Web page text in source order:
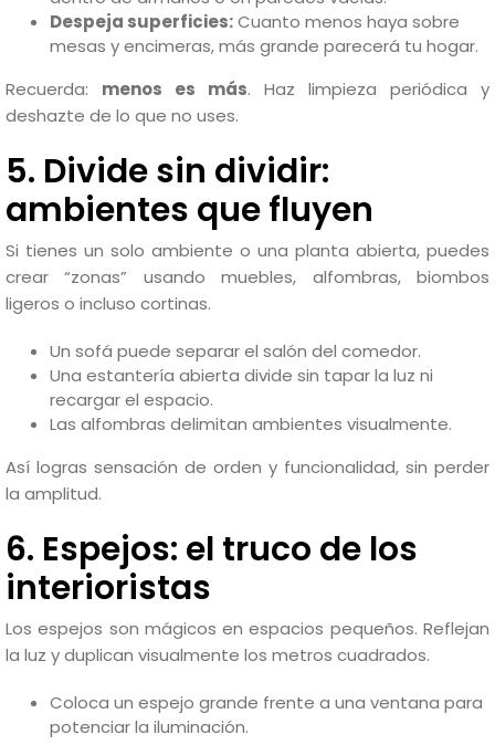
Despeja superficies:Cuanto menos haya sobre
mesas y encimeras, más grande parecerá tu hogar.
Recuerda: menos es más. Haz limpieza periódica y
deshazte de lo que no uses.
5. Divide sin dividir:
ambientes que fluyen
Si tienes un solo ambiente o una planta abierta, puedes
crear “zonas” usando muebles, alfombras, biombos
ligeros o incluso cortinas.
Un sofá puede separar el salón del comedor.
Una estantería abierta divide sin tapar la luz ni
recargar el espacio.
Las alfombras delimitan ambientes visualmente.
Así logras sensación de orden y funcionalidad, sin perder
la amplitud.
6. Espejos: el truco de los
interioristas
Los espejos son mágicos en espacios pequeños. Reflejan
la luz y duplican visualmente los metros cuadrados.
Coloca un espejo grande frente a una ventana para
potenciar la iluminación.